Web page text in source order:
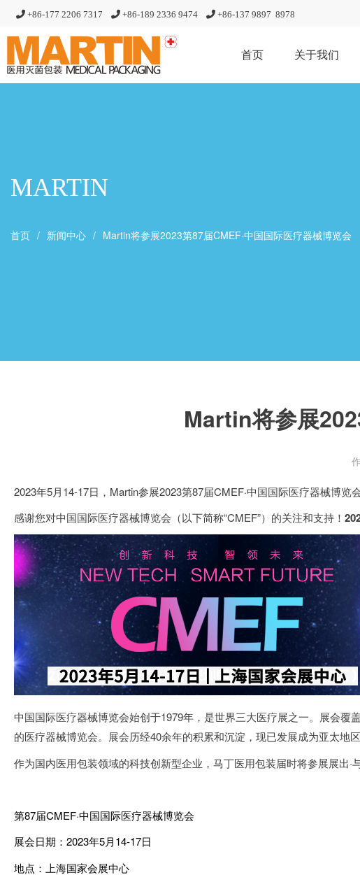
+86-177 2206 7317 +86-189 2336 9474 +86-137 9897 8978
首页 关于我们
MARTIN
首页 新闻中心 Martin将参展2023第87届CMEF·中国国际医疗器械博览会
Martin将参展
2023年5月14-17日，Martin参展2023第87届CMEF·中国国际医疗器械博览会
感谢您对中国国际医疗器械博览会（以下简称“CMEF”）的关注和支持！
中国国际医疗器械博览会始创于1979年，是世界三大医疗展之一。展会
的医疗器械博览会。 展会历经40余年的积累和沉淀，现已发展成为亚太地
作为国内医用包装领域的科技创新型企业，马丁医用包装届时将参展展出·
第87届CMEF·中国国际医疗器械博览会
展会日期：2023年5月14-17日
地点：上海国家会展中心